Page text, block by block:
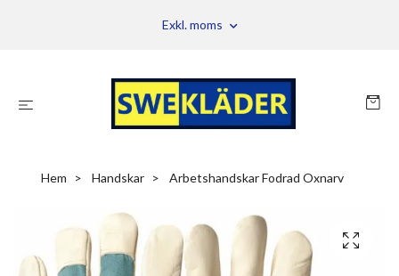
Exkl. moms
Hem Handskar Arbetshandskar Fodrad Oxnarv